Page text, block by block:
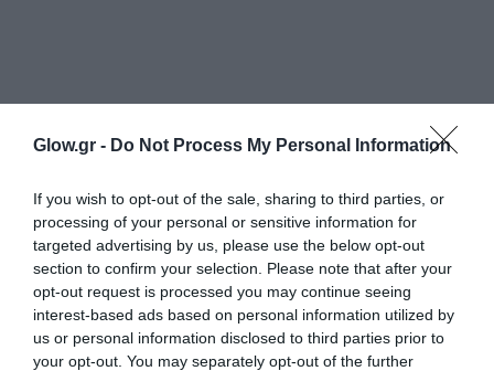
Glow.gr - Do Not Process My Personal Information
If you wish to opt-out of the sale, sharing to third parties, or
processing of your personal or sensitive information for
targeted advertising by us, please use the below opt-out
section to confirm your selection. Please note that after your
opt-out request is processed you may continue seeing
interest-based ads based on personal information utilized by
us or personal information disclosed to third parties prior to
your opt-out. You may separately opt-out of the further